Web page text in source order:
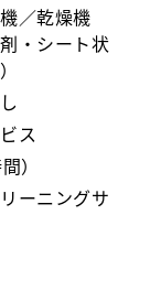
／乾燥機
・シート状
ス
）
ーニングサ